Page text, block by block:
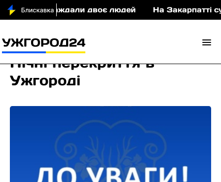
постраждали двоє людей На Закарпатті
Нічні перекриття в
Ужгороді